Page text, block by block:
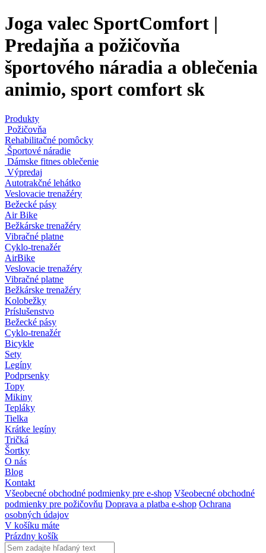
Joga valec SportComfort |
Predajňa a požičovňa
športového náradia a oblečenia
animio, sport comfort sk
Produkty
Požičovňa
Rehabilitačné pomôcky
Športové náradie
Dámske fitnes oblečenie
Výpredaj
Autotrakčné lehátko
Veslovacie trenažéry
Bežecké pásy
Air Bike
Bežkárske trenažéry
Vibračné platne
Cyklo-trenažér
AirBike
Veslovacie trenažéry
Vibračné platne
Bežkárske trenažéry
Kolobežky
Príslušenstvo
Bežecké pásy
Cyklo-trenažér
Bicykle
Sety
Legíny
Podprsenky
Topy
Mikiny
Tepláky
Tielka
Krátke legíny
Tričká
Šortky
O nás
Blog
Kontakt
Všeobecné obchodné podmienky pre e-shop Všeobecné obchodné
podmienky pre požičovňu Doprava a platba e-shop Ochrana
osobných údajov
V košíku máte
Prázdny košík